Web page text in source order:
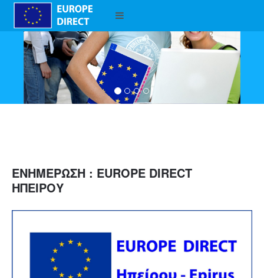
ΕΝΗΜΕΡΩΣΗ : EUROPE DIRECT
ΗΠΕΙΡΟΥ